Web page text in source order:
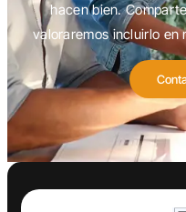
hacen bien.
valoraremos incluirlo en